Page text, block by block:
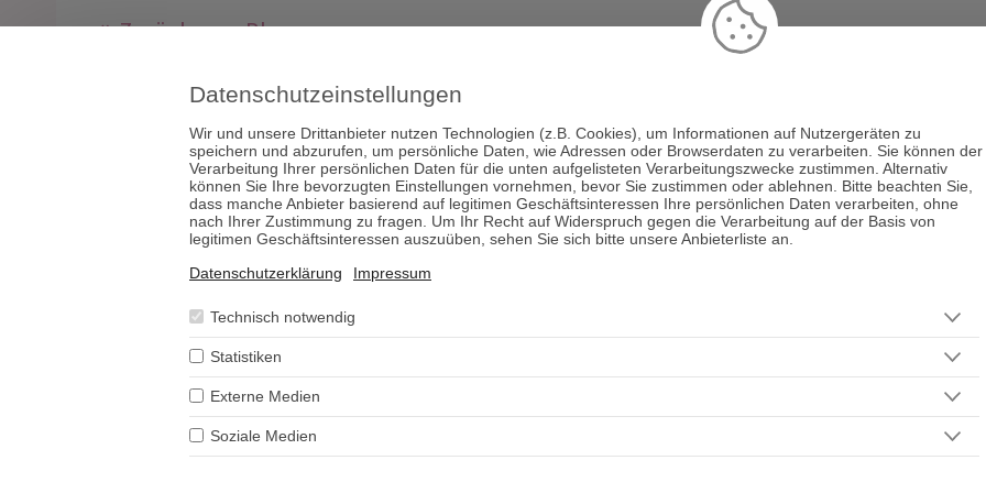
Zurück zum Blog
Tarot & Kartenlegen Hellsehen & Wahrsagen Astrologie & Horoskope
Psych. Lebensberatung
Liebe & Partnerschaft Beruf & Karriere
Berater werden
Impressum Datenschutz AGB Widerrufsformular Blog
Copyright Decisioni©Alle Rechte vorbehalten. Die Urheberrechte aller Inhalte dieser
sowie jegliche publizierten Texte liegen bei Decisioni.de und Vervielfältigung jeglicher Art ist
Datenschutzeinstellungen
Wir und unsere Drittanbieter nutzen Technologien (z.B. Cookies), um Informationen auf Nutzergeräten zu
speichern und abzurufen, um persönliche Daten, wie Adressen oder Browserdaten zu verarbeiten. Sie können der
Verarbeitung Ihrer persönlichen Daten für die unten aufgelisteten Verarbeitungszwecke zustimmen. Alternativ
können Sie Ihre bevorzugten Einstellungen vornehmen, bevor Sie zustimmen oder ablehnen. Bitte beachten Sie,
dass manche Anbieter basierend auf legitimen Geschäftsinteressen Ihre persönlichen Daten verarbeiten, ohne
nach Ihrer Zustimmung zu fragen. Um Ihr Recht auf Widerspruch gegen die Verarbeitung auf der Basis von
legitimen Geschäftsinteressen auszuüben, sehen Sie sich bitte unsere Anbieterliste an.
Datenschutzerklärung
Impressum
Technisch notwendig
Statistiken
Externe Medien
Soziale Medien